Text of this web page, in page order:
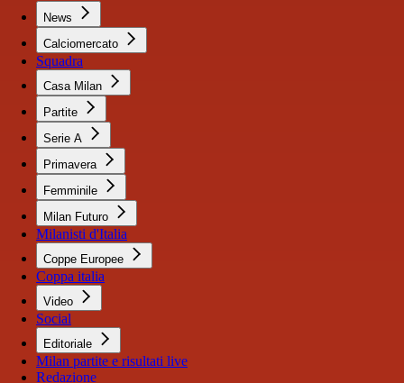
News
Calciomercato
Squadra
Casa Milan
Partite
Serie A
Primavera
Femminile
Milan Futuro
Milanisti d'Italia
Coppe Europee
Coppa italia
Video
Social
Editoriale
Milan partite e risultati live
Redazione